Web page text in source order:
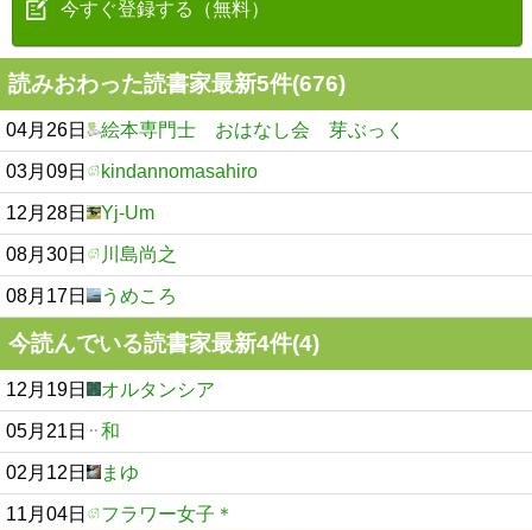
今すぐ登録する（無料）
読みおわった読書家最新5件(676)
04月26日 絵本専門士 おはなし会 芽ぶっく
03月09日 kindannomasahiro
12月28日 Yj-Um
08月30日 川島尚之
08月17日 うめころ
今読んでいる読書家最新4件(4)
12月19日 オルタンシア
05月21日 和
02月12日 まゆ
11月04日 フラワー女子＊